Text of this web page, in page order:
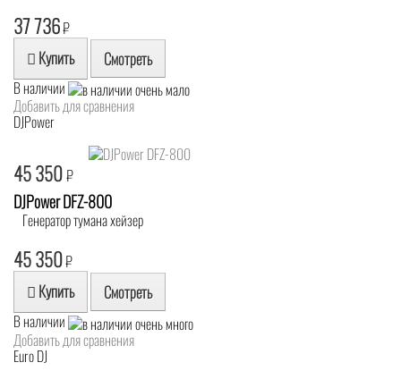
37 736₽
Купить Смотреть
В наличии
Добавить для сравнения
DJPower
45 350₽
DJPower DFZ-800
Генератор тумана хейзер
45 350₽
Купить Смотреть
В наличии
Добавить для сравнения
Euro DJ